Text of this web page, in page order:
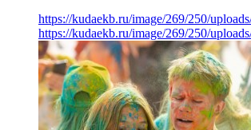
https://kudaekb.ru/image/269/250/
https://kudaekb.ru/image/269/250/